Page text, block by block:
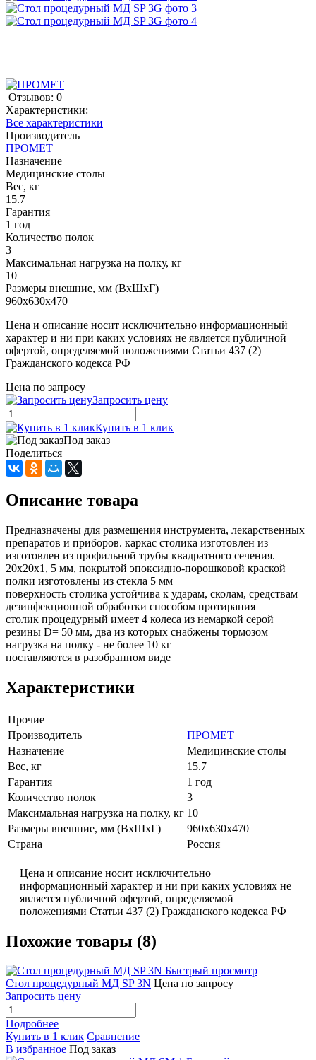
Отзывов: 0
Характеристики:
Все характеристики
Производитель
ПРОМЕТ
Назначение
Медицинские столы
Вес, кг
15.7
Гарантия
1 год
Количество полок
3
Максимальная нагрузка на полку, кг
10
Размеры внешние, мм (ВхШхГ)
960x630x470
Цена и описание носит исключительно информационный
характер и ни при каких условиях не является публичной
офертой, определяемой положениями Статьи 437 (2)
Гражданского кодекса РФ
Цена по запросу
Запросить цену
Купить в 1 клик
Под заказ
Поделиться
Описание товара
Предназначены для размещения инструмента, лекарственных
препаратов и приборов. каркас столика изготовлен из
изготовлен из профильной трубы квадратного сечения.
20х20х1, 5 мм, покрытой эпоксидно-порошковой краской
полки изготовлены из стекла 5 мм
поверхность столика устойчива к ударам, сколам, средствам
дезинфекционной обработки способом протирания
столик процедурный имеет 4 колеса из немаркой серой
резины D= 50 мм, два из которых снабжены тормозом
нагрузка на полку - не более 10 кг
поставляются в разобранном виде
Характеристики
Прочие
Производитель
ПРОМЕТ
Назначение
Медицинские столы
Вес, кг
15.7
Гарантия
1 год
Количество полок
3
Максимальная нагрузка на полку, кг 10
Размеры внешние, мм (ВхШхГ)
960x630x470
Страна
Россия
Цена и описание носит исключительно
информационный характер и ни при каких условиях не
является публичной офертой, определяемой
положениями Статьи 437 (2) Гражданского кодекса РФ
Похожие товары (8)
Быстрый просмотр
Стол процедурный МД SP 3N Цена по запросу
Запросить цену
Подробнее
Купить в 1 клик Сравнение
В избранное Под заказ